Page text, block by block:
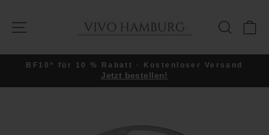
zum
Inhalt
SEITENNAVIGATION SUCHE
Pause
BF10“ für 10 % Rabatt · Kostenloser Versand
Jetzt bestellen!